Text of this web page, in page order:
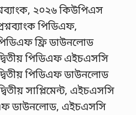
২০২৬ কিউপিএস
পিডিএফ,
ফ্রি ডাউনলোড
পিডিএফ এইচএসসি
পিডিএফ ডাউনলোড
সাপ্লিমেন্ট, এইচএসসি
ডাউনলোড, এইচএসসি